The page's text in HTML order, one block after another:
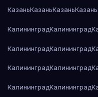
КазаньКазаньКазаньКазань
КалининградКалининград
КалининградКалининград
КалининградКалининград
КалининградКалининград